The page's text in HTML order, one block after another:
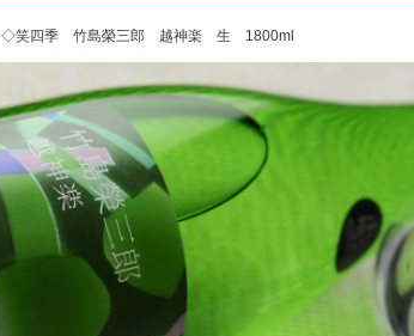
◇笑四季 竹島榮三郎 越神楽 生 1800ml